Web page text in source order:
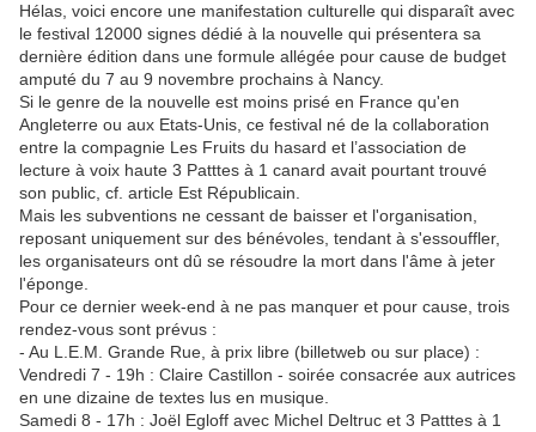
Hélas, voici encore une manifestation culturelle qui disparaît avec
le festival 12000 signes dédié à la nouvelle qui présentera sa
dernière édition dans une formule allégée pour cause de budget
amputé du 7 au 9 novembre prochains à Nancy.
Si le genre de la nouvelle est moins prisé en France qu'en
Angleterre ou aux Etats-Unis, ce festival né de la collaboration
entre la compagnie Les Fruits du hasard et l’association de
lecture à voix haute 3 Patttes à 1 canard avait pourtant trouvé
son public, cf. article Est Républicain.
Mais les subventions ne cessant de baisser et l'organisation,
reposant uniquement sur des bénévoles, tendant à s'essouffler,
les organisateurs ont dû se résoudre la mort dans l'âme à jeter
l'éponge.
Pour ce dernier week-end à ne pas manquer et pour cause, trois
rendez-vous sont prévus :
- Au L.E.M. Grande Rue, à prix libre (billetweb ou sur place) :
Vendredi 7 - 19h : Claire Castillon - soirée consacrée aux autrices
en une dizaine de textes lus en musique.
Samedi 8 - 17h : Joël Egloff avec Michel Deltruc et 3 Patttes à 1